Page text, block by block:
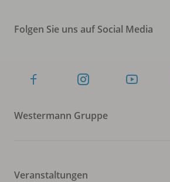
Folgen Sie uns auf Social Media
Westermann Gruppe
Veranstaltungen